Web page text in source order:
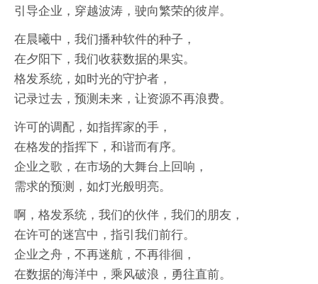
引导企业，穿越波涛，驶向繁荣的彼岸。
在晨曦中，我们播种软件的种子，
在夕阳下，我们收获数据的果实。
格发系统，如时光的守护者，
记录过去，预测未来，让资源不再浪费。
许可的调配，如指挥家的手，
在格发的指挥下，和谐而有序。
企业之歌，在市场的大舞台上回响，
需求的预测，如灯光般明亮。
啊，格发系统，我们的伙伴，我们的朋友，
在许可的迷宫中，指引我们前行。
企业之舟，不再迷航，不再徘徊，
在数据的海洋中，乘风破浪，勇往直前。